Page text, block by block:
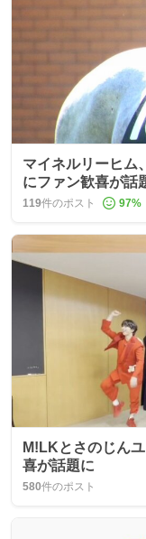
マイネルリーヒム
にファン歓喜が話
119件のポスト 97%
M!LKとさのじん
喜が話題に
580件のポスト